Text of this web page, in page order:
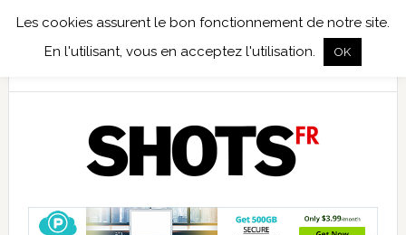
Les cookies assurent le bon fonctionnement de notre site.
En l'utilisant, vous en acceptez l'utilisation.
OK